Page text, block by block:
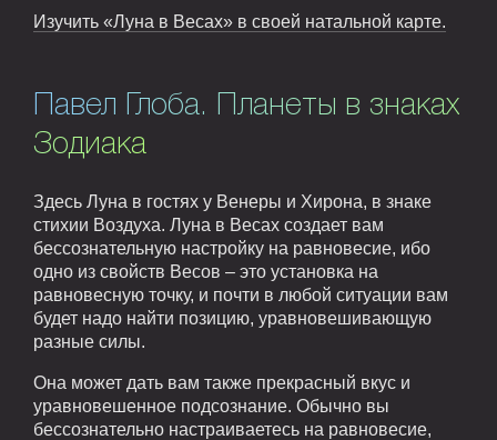
Изучить «Луна в Весах» в своей натальной карте.
Павел Глоба. Планеты в знаках
Зодиака
Здесь Луна в гостях у Венеры и Хирона, в знаке
стихии Воздуха. Луна в Весах создает вам
бессознательную настройку на равновесие, ибо
одно из свойств Весов – это установка на
равновесную точку, и почти в любой ситуации вам
будет надо найти позицию, уравновешивающую
разные силы.
Она может дать вам также прекрасный вкус и
уравновешенное подсознание. Обычно вы
бессознательно настраиваетесь на равновесие,